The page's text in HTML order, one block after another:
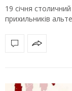
19 січня
прихильників